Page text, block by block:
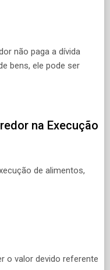
não paga a dívida
bens, ele pode ser
na Execução
de alimentos,
o valor devido referente